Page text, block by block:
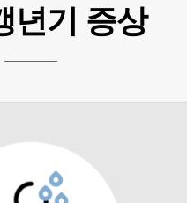
년기 증상